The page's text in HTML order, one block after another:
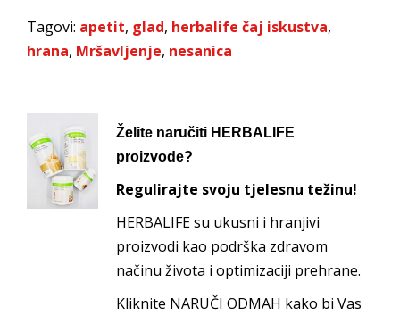
Tagovi: apetit, glad, herbalife čaj iskustva,
hrana, Mršavljenje, nesanica
Želite naručiti HERBALIFE
proizvode?
Regulirajte svoju tjelesnu težinu!
HERBALIFE su ukusni i hranjivi
proizvodi kao podrška zdravom
načinu života i optimizaciji prehrane.
Kliknite NARUČI ODMAH kako bi Vas